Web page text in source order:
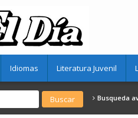
Idiomas Literatura Juvenil
Busqueda